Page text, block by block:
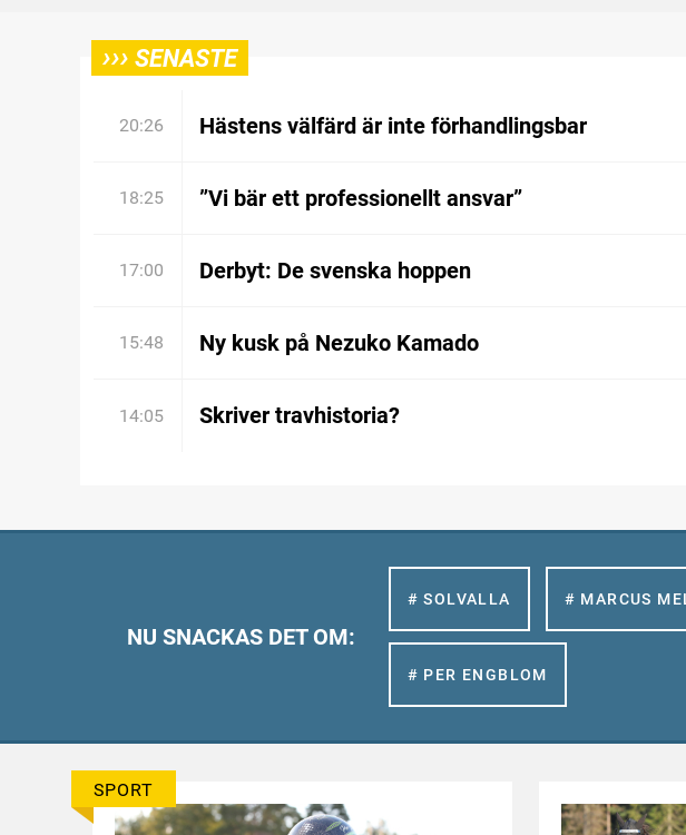
››› SENASTE
20:26 Hästens välfärd är inte förhandlingsbar
18:25 ”Vi bär ett professionellt ansvar”
17:00 Derbyt: De svenska hoppen
15:48 Ny kusk på Nezuko Kamado
14:05 Skriver travhistoria?
NU SNACKAS DET OM:
# SOLVALLA # MARCUS
# PER ENGBLOM
SPORT